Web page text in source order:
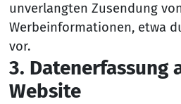
unverlangten Zusendung
Werbeinformationen, etwa
vor.
3. Da­ten­er­fas­sung
Web­si­te